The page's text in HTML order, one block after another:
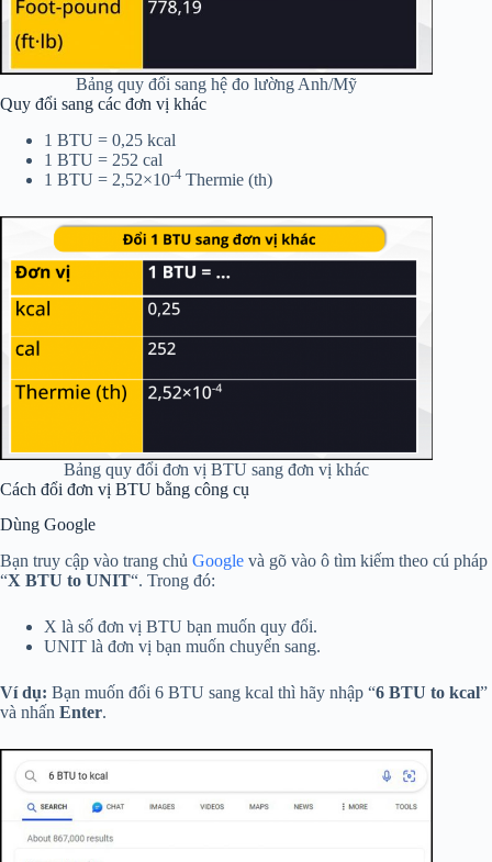
Bảng quy đổi sang hệ đo lường Anh/Mỹ
Quy đổi sang các đơn vị khác
1 BTU = 0,25 kcal
1 BTU = 252 cal
1 BTU = 2,52×10-4 Thermie (th)
Bảng quy đổi đơn vị BTU sang đơn vị khác
Cách đổi đơn vị BTU bằng công cụ
Dùng Google
Bạn truy cập vào trang chủ Google và gõ vào ô tìm kiếm theo cú pháp
“X BTU to UNIT“. Trong đó:
X là số đơn vị BTU bạn muốn quy đổi.
UNIT là đơn vị bạn muốn chuyển sang.
Ví dụ: Bạn muốn đổi 6 BTU sang kcal thì hãy nhập “6 BTU to kcal”
và nhấn Enter.